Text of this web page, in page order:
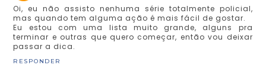
Oi, eu não assisto nenhuma série totalmente policial,
mas quando tem alguma ação é mais fácil de gostar.
Eu estou com uma lista muito grande, alguns pra
terminar e outras que quero começar, então vou deixar
passar a dica.
RESPONDER